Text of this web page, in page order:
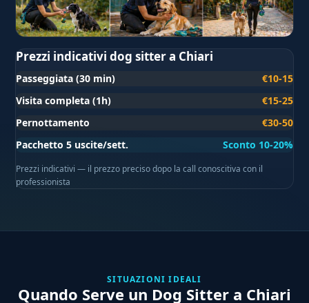
Prezzi indicativi dog sitter a Chiari
Passeggiata (30 min)
€10-15
Visita completa (1h)
€15-25
Pernottamento
€30-50
Pacchetto 5 uscite/sett.
Sconto 10-20%
Prezzi indicativi — il prezzo preciso dopo la call conoscitiva con il
professionista
SITUAZIONI IDEALI
Quando Serve un Dog Sitter a Chiari